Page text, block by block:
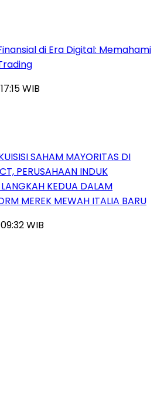
di Era Digital: Memahami
WIB
SAHAM MAYORITAS DI
PERUSAHAAN INDUK
KEDUA DALAM
MEREK MEWAH ITALIA BARU
WIB